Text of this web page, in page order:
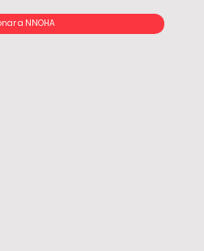
a NNOHA